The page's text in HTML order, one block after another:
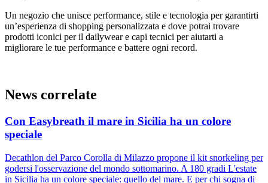
Un negozio che unisce performance, stile e tecnologia per garantirti
un’esperienza di shopping personalizzata e dove potrai trovare
prodotti iconici per il dailywear e capi tecnici per aiutarti a
migliorare le tue performance e battere ogni record.
News correlate
Con Easybreath il mare in Sicilia ha un colore
speciale
Decathlon del Parco Corolla di Milazzo propone il kit snorkeling per
godersi l'osservazione del mondo sottomarino. A 180 gradi L'estate
in Sicilia ha un colore speciale: quello del mare. E per chi sogna di